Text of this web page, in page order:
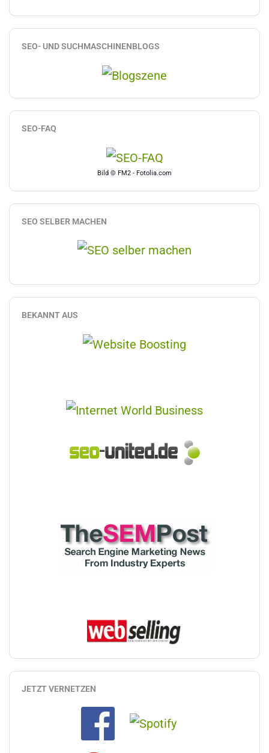
SEO- UND SUCHMASCHINENBLOGS
SEO-FAQ
Bild © FM2 - Fotolia.com
SEO SELBER MACHEN
BEKANNT AUS
JETZT VERNETZEN